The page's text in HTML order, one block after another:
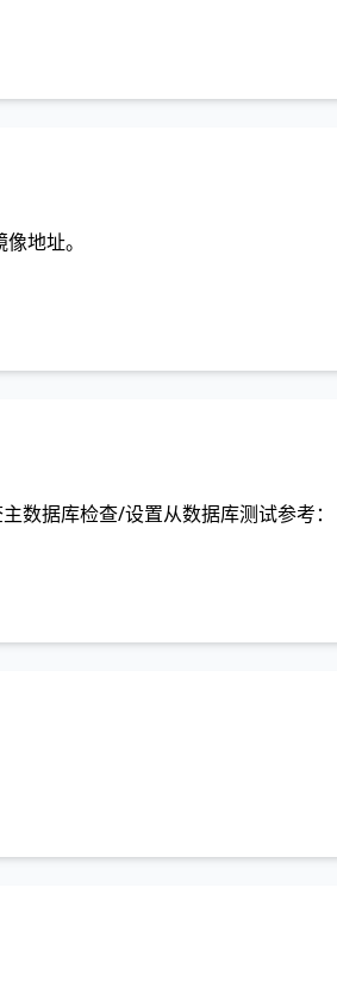
地址。
数据库检查/设置从数据库测试参考：